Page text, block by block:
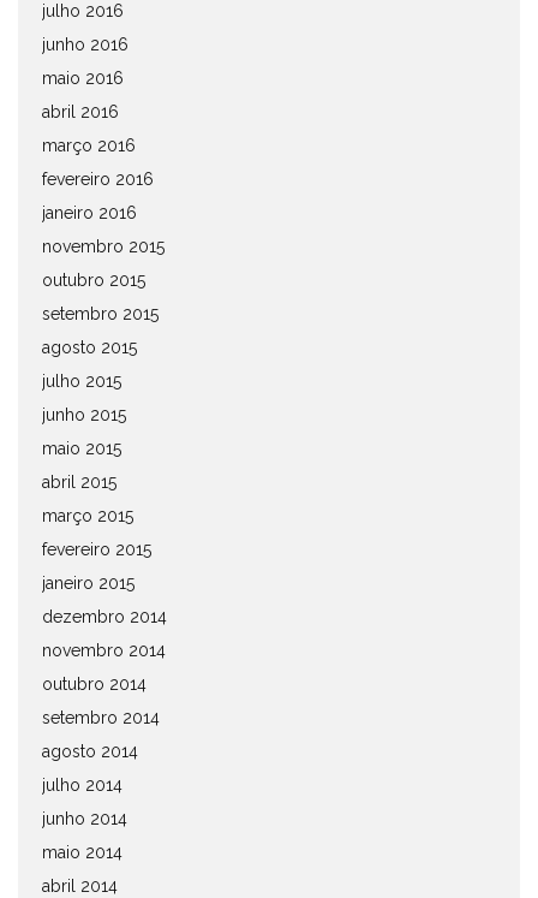
julho 2016
junho 2016
maio 2016
abril 2016
março 2016
fevereiro 2016
janeiro 2016
novembro 2015
outubro 2015
setembro 2015
agosto 2015
julho 2015
junho 2015
maio 2015
abril 2015
março 2015
fevereiro 2015
janeiro 2015
dezembro 2014
novembro 2014
outubro 2014
setembro 2014
agosto 2014
julho 2014
junho 2014
maio 2014
abril 2014